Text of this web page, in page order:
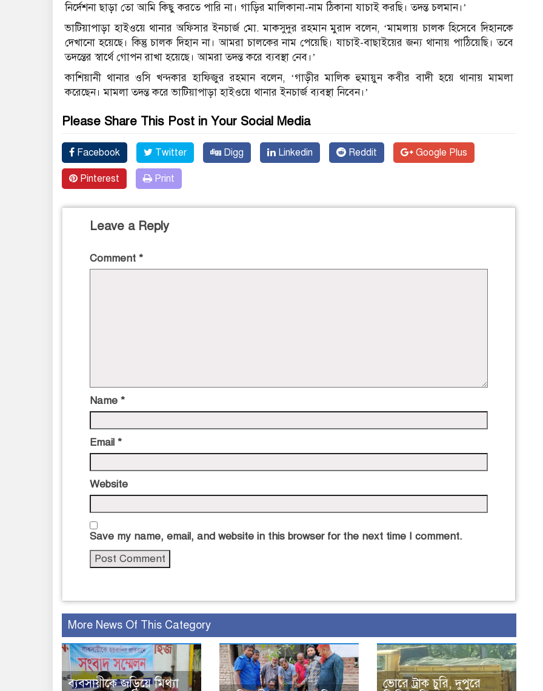
নির্দেশনা ছাড়া তো আমি কিছু করতে পারি না। গাড়ির মালিকানা-নাম ঠিকানা যাচাই করছি। তদন্ত চলমান।’
ভাটিয়াপাড়া হাইওয়ে থানার অফিসার ইনচার্জ মো. মাকসুদুর রহমান মুরাদ বলেন, ‘মামলায় চালক হিসেবে দিহানকে
দেখানো হয়েছে। কিন্তু চালক দিহান না। আমরা চালকের নাম পেয়েছি। যাচাই-বাছাইয়ের জন্য থানায় পাঠিয়েছি। তবে
তদন্তের স্বার্থে গোপন রাখা হয়েছে। আমরা তদন্ত করে ব্যবস্থা নেব।’
কাশিয়ানী থানার ওসি খন্দকার হাফিজুর রহমান বলেন, ‘গাড়ীর মালিক হুমায়ুন কবীর বাদী হয়ে থানায় মামলা
করেছেন। মামলা তদন্ত করে ভাটিয়াপাড়া হাইওয়ে থানার ইনচার্জ ব্যবস্থা নিবেন।’
Please Share This Post in Your Social Media
Facebook Twitter Digg Linkedin Reddit Google Plus
Pinterest Print
Leave a Reply
Comment *
Name *
Email *
Website
Save my name, email, and website in this browser for the next time I comment.
More News Of This Category
ব্যবসায়ীকে জড়িয়ে মিথ্যা
ভোরে ট্রাক চুরি, দুপুরে